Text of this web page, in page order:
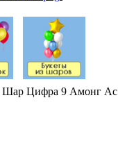
Шар Цифра 9 Амонг Ас